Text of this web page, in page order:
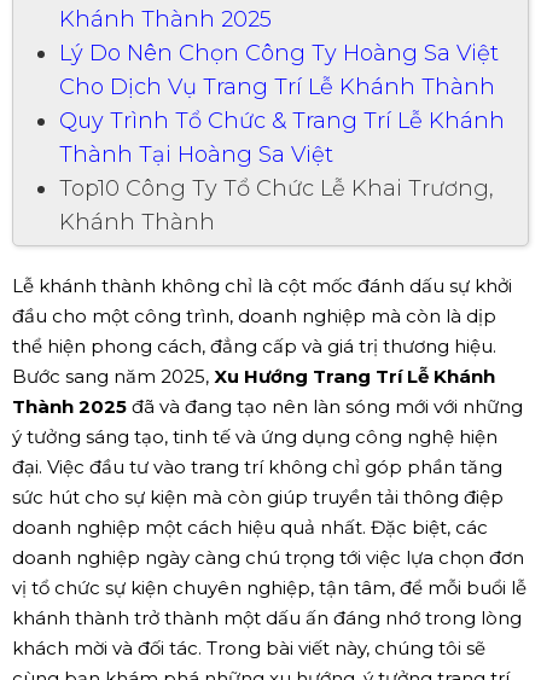
Khánh Thành 2025
Lý Do Nên Chọn Công Ty Hoàng Sa Việt
Cho Dịch Vụ Trang Trí Lễ Khánh Thành
Quy Trình Tổ Chức & Trang Trí Lễ Khánh
Thành Tại Hoàng Sa Việt
Top10 Công Ty Tổ Chức Lễ Khai Trương,
Khánh Thành
Lễ khánh thành không chỉ là cột mốc đánh dấu sự khởi
đầu cho một công trình, doanh nghiệp mà còn là dịp
thể hiện phong cách, đẳng cấp và giá trị thương hiệu.
Bước sang năm 2025, Xu Hướng Trang Trí Lễ Khánh
Thành 2025 đã và đang tạo nên làn sóng mới với những
ý tưởng sáng tạo, tinh tế và ứng dụng công nghệ hiện
đại. Việc đầu tư vào trang trí không chỉ góp phần tăng
sức hút cho sự kiện mà còn giúp truyền tải thông điệp
doanh nghiệp một cách hiệu quả nhất. Đặc biệt, các
doanh nghiệp ngày càng chú trọng tới việc lựa chọn đơn
vị tổ chức sự kiện chuyên nghiệp, tận tâm, để mỗi buổi lễ
khánh thành trở thành một dấu ấn đáng nhớ trong lòng
khách mời và đối tác. Trong bài viết này, chúng tôi sẽ